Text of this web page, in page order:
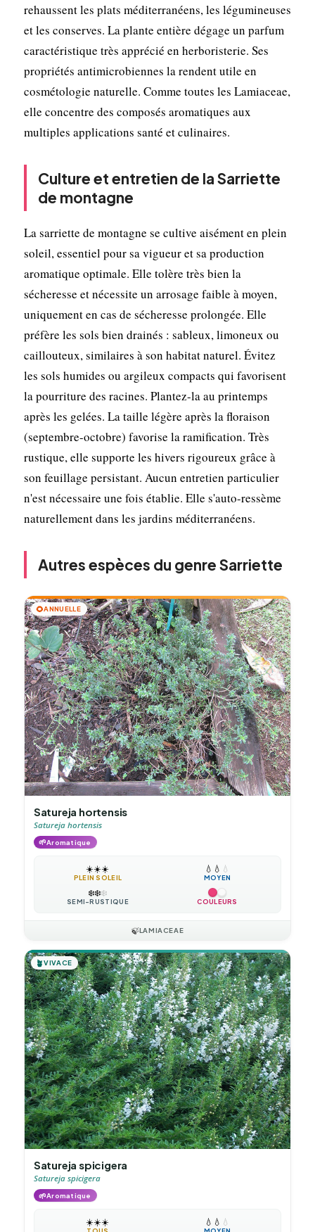
rehaussent les plats méditerranéens, les légumineuses
et les conserves. La plante entière dégage un parfum
caractéristique très apprécié en herboristerie. Ses
propriétés antimicrobiennes la rendent utile en
cosmétologie naturelle. Comme toutes les Lamiaceae,
elle concentre des composés aromatiques aux
multiples applications santé et culinaires.
Culture et entretien de la Sarriette
de montagne
La sarriette de montagne se cultive aisément en plein
soleil, essentiel pour sa vigueur et sa production
aromatique optimale. Elle tolère très bien la
sécheresse et nécessite un arrosage faible à moyen,
uniquement en cas de sécheresse prolongée. Elle
préfère les sols bien drainés : sableux, limoneux ou
caillouteux, similaires à son habitat naturel. Évitez
les sols humides ou argileux compacts qui favorisent
la pourriture des racines. Plantez-la au printemps
après les gelées. La taille légère après la floraison
(septembre-octobre) favorise la ramification. Très
rustique, elle supporte les hivers rigoureux grâce à
son feuillage persistant. Aucun entretien particulier
n'est nécessaire une fois établie. Elle s'auto-ressème
naturellement dans les jardins méditerranéens.
Autres espèces du genre Sarriette
🌻ANNUELLE
Satureja hortensis
Satureja hortensis
🌱Aromatique
☀️☀️☀️
PLEIN SOLEIL
💧 💧 💧
MOYEN
❄️❄️❄️
SEMI-RUSTIQUE COULEURS
🍃LAMIACEAE
🪴VIVACE
Satureja spicigera
Satureja spicigera
🌱Aromatique
☀️☀️☀️ 💧 💧 💧